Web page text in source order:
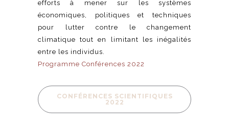
efforts à mener sur les systèmes
économiques, politiques et techniques
pour lutter contre le changement
climatique tout en limitant les inégalités
entre les individus.
Programme Conférences 2022
CONFÉRENCES SCIENTIFIQUES
2022